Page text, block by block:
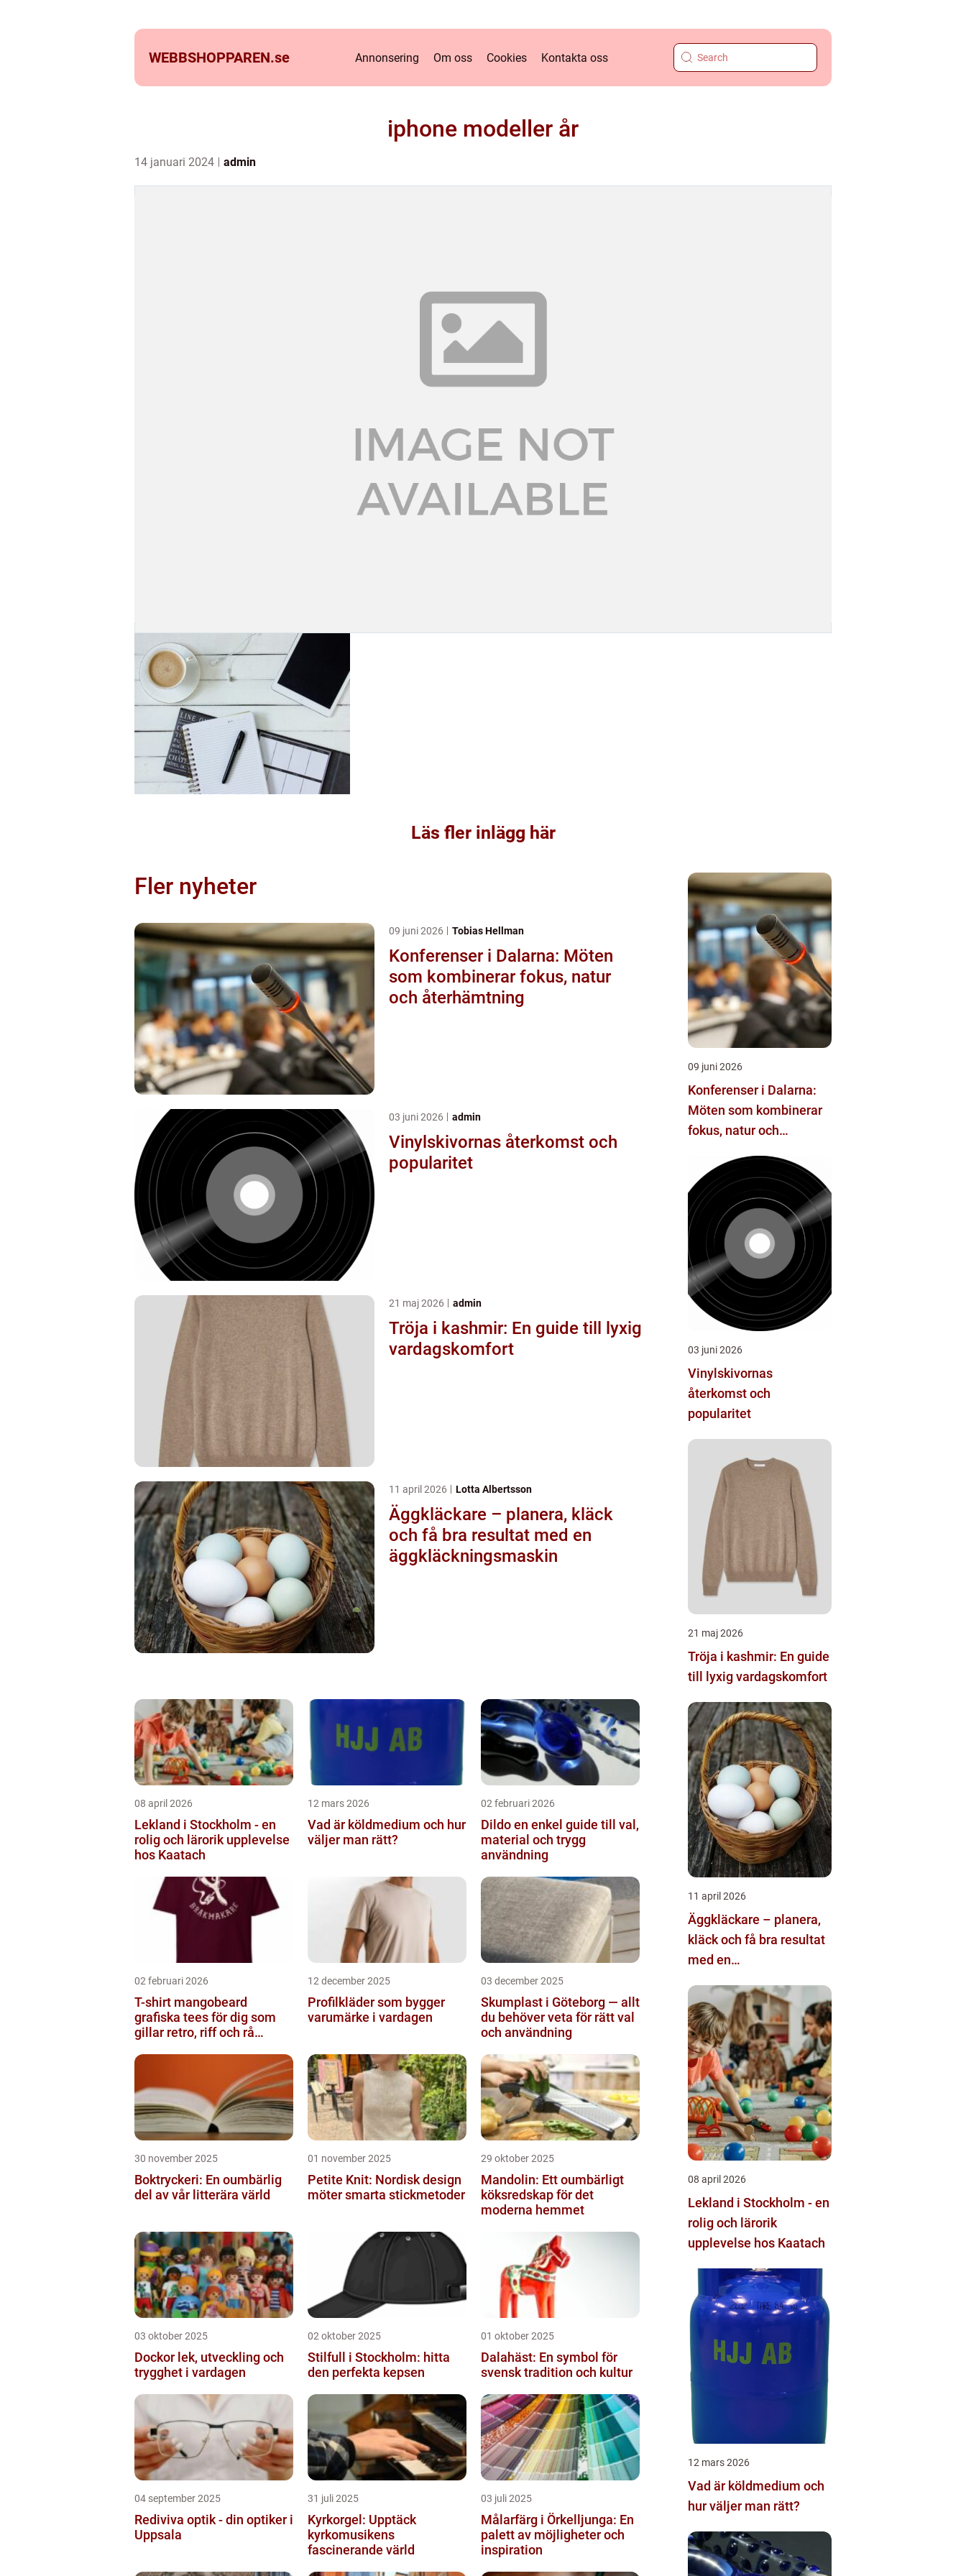
WEBBSHOPPAREN.se Annonsering Om oss Cookies Kontakta oss
iphone modeller år
14 januari 2024 admin
Läs fler inlägg här
Fler nyheter
09 juni 2026 Tobias Hellman
Konferenser i Dalarna: Möten
som kombinerar fokus, natur
och återhämtning
03 juni 2026 admin
Vinylskivornas återkomst och
popularitet
21 maj 2026 admin
Tröja i kashmir: En guide till lyxig
vardagskomfort
11 april 2026 Lotta Albertsson
Äggkläckare – planera, kläck
och få bra resultat med en
äggkläckningsmaskin
08 april 2026
Lekland i Stockholm - en
rolig och lärorik upplevelse
hos Kaatach
12 mars 2026
Vad är köldmedium och hur
väljer man rätt?
02 februari 2026
Dildo en enkel guide till val,
material och trygg
användning
02 februari 2026
T-shirt mangobeard
grafiska tees för dig som
gillar retro, riff och rå
12 december 2025
Profilkläder som bygger
varumärke i vardagen
03 december 2025
Skumplast i Göteborg — allt
du behöver veta för rätt val
och användning
30 november 2025
Boktryckeri: En oumbärlig
del av vår litterära värld
01 november 2025
Petite Knit: Nordisk design
möter smarta stickmetoder
29 oktober 2025
Mandolin: Ett oumbärligt
köksredskap för det
moderna hemmet
03 oktober 2025
Dockor lek, utveckling och
trygghet i vardagen
02 oktober 2025
Stilfull i Stockholm: hitta
den perfekta kepsen
01 oktober 2025
Dalahäst: En symbol för
svensk tradition och kultur
04 september 2025
Rediviva optik - din optiker i
Uppsala
31 juli 2025
Kyrkorgel: Upptäck
kyrkomusikens
fascinerande värld
03 juli 2025
Målarfärg i Örkelljunga: En
palett av möjligheter och
inspiration
09 juni 2026
Konferenser i Dalarna:
Möten som kombinerar
fokus, natur och
03 juni 2026
Vinylskivornas
återkomst och
popularitet
21 maj 2026
Tröja i kashmir: En guide
till lyxig vardagskomfort
11 april 2026
Äggkläckare – planera,
kläck och få bra resultat
med en
08 april 2026
Lekland i Stockholm - en
rolig och lärorik
upplevelse hos Kaatach
12 mars 2026
Vad är köldmedium och
hur väljer man rätt?